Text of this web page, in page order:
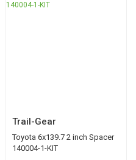
Trail-Gear
Toyota 6x139.7 2 inch Spacer
140004-1-KIT